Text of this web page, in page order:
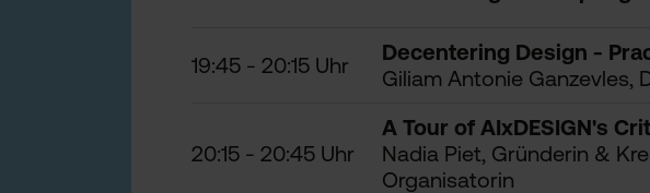
19:45 - 20:15 Uhr
Decentering Design -
Giliam Antonie Ganzevles,
20:15 - 20:45 Uhr
A Tour of AIxDESIGN's
Nadia Piet, Gründerin &
Organisatorin